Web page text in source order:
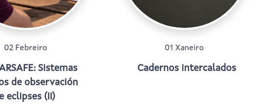
02 Febreiro
Sistemas
de observación
eclipses (II)
01 Xaneiro
Cadernos intercalados